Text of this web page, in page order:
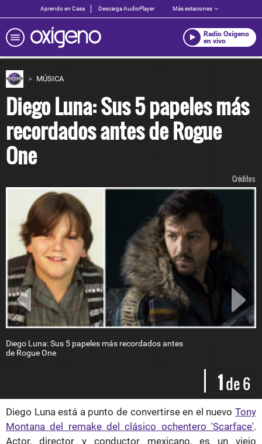
Aprendo en Casa Descarga AudioPlayer Más estaciones
Radio Oxígeno
en vivo
MÚSICA
Diego Luna: Sus 5 papeles más
recordados antes de Rogue
One
Créditos
Diego Luna: Sus 5 papeles más recordados antes
de Rogue One
1de 6
Diego Luna está a punto de convertirse en el nuevo Tony
Montana del remake del clásico ochentero 'Scarface'.
Actor, director y conductor mexicano, es un viejo